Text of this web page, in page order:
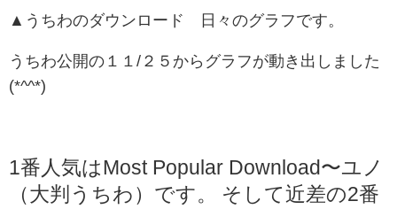
▲うちわのダウンロード 日々のグラフです。
うちわ公開の１１/２５からグラフが動き出しました
(*^^*)
1番人気はMost Popular Download〜ユノ
（大判うちわ）です。
そして近差の2番